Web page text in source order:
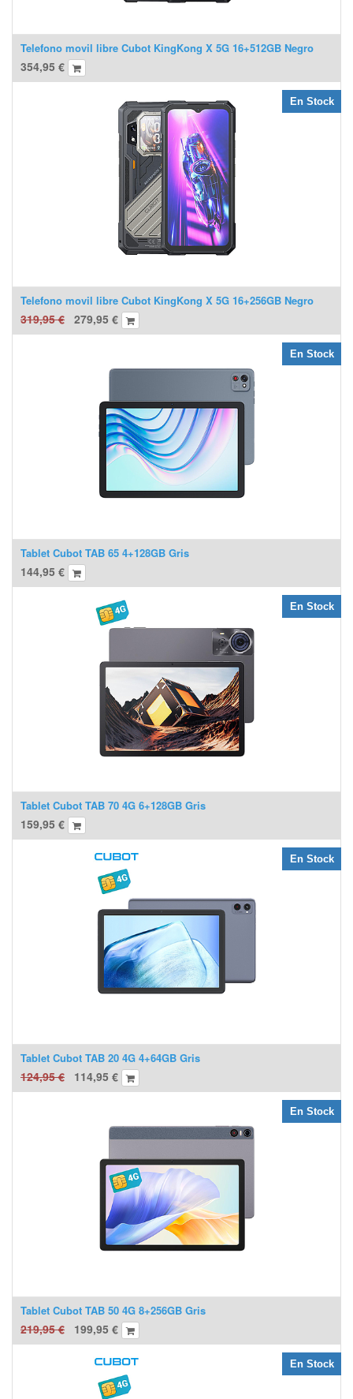
Telefono movil libre Cubot KingKong X 5G 16+512GB Negro
354,95 €
Telefono movil libre Cubot KingKong X 5G 16+256GB Negro
319,95€ 279,95 €
En Stock
Tablet Cubot TAB 65 4+128GB Gris
144,95 €
En Stock
Tablet Cubot TAB 70 4G 6+128GB Gris
159,95 €
En Stock
Tablet Cubot TAB 20 4G 4+64GB Gris
124,95€ 114,95 €
En Stock
Tablet Cubot TAB 50 4G 8+256GB Gris
219,95€ 199,95 €
En Stock
En Stock